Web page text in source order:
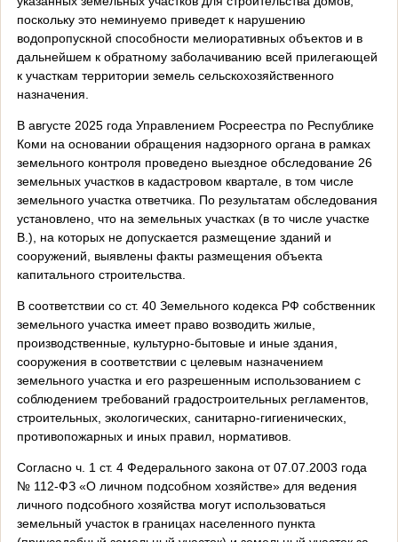
поскольку это неминуемо приведет к нарушению
водопропускной способности мелиоративных объектов и в
дальнейшем к обратному заболачиванию всей прилегающей
к участкам территории земель сельскохозяйственного
назначения.
В августе 2025 года Управлением Росреестра по Республике
Коми на основании обращения надзорного органа в рамках
земельного контроля проведено выездное обследование 26
земельных участков в кадастровом квартале, в том числе
земельного участка ответчика. По результатам обследования
установлено, что на земельных участках (в то числе участке
В.), на которых не допускается размещение зданий и
сооружений, выявлены факты размещения объекта
капитального строительства.
В соответствии со ст. 40 Земельного кодекса РФ собственник
земельного участка имеет право возводить жилые,
производственные, культурно-бытовые и иные здания,
сооружения в соответствии с целевым назначением
земельного участка и его разрешенным использованием с
соблюдением требований градостроительных регламентов,
строительных, экологических, санитарно-гигиенических,
противопожарных и иных правил, нормативов.
Согласно ч. 1 ст. 4 Федерального закона от 07.07.2003 года
№ 112-ФЗ «О личном подсобном хозяйстве» для ведения
личного подсобного хозяйства могут использоваться
земельный участок в границах населенного пункта